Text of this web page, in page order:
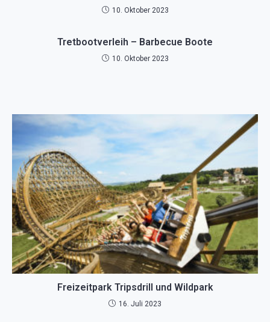
10. Oktober 2023
Tretbootverleih – Barbecue Boote
10. Oktober 2023
Freizeitpark Tripsdrill und Wildpark
16. Juli 2023